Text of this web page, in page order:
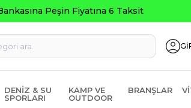
Peşin Fiyatına 6 Taksit
DENIZ & SU
SPORLARI
KAMP VE
OUTDOOR
BRANŞLAR